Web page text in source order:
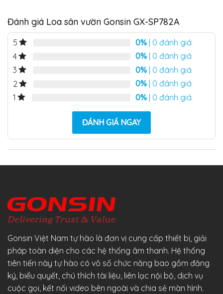
Đánh giá Loa sân vườn Gonsin GX-SP782A
5 0% | 0 đánh giá
4
0% | 0 đánh giá
3
0% | 0 đánh giá
2
0% | 0 đánh giá
1
0% | 0 đánh giá
ĐÁNH GIÁ NGAY
Gonsin Việt Nam tự hào là đơn vị cung cấp thiết bị, giải
pháp toàn diện cho các hệ thống âm thanh. Hệ thống
tiên tiến này tự hào có vô số chức năng bao gồm đăng
ký, biểu quyết, chú thích tài liệu, liên lạc nội bộ, dịch vụ
cuộc gọi, kết nối video bên ngoài và chia sẻ màn hình.